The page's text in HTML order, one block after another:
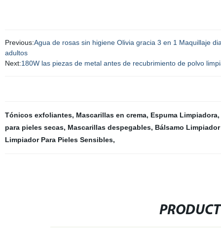
Previous:Agua de rosas sin higiene Olivia gracia 3 en 1 Maquillaje
adultos
Next:180W las piezas de metal antes de recubrimiento de polvo
Tónicos exfoliantes, Mascarillas en crema, Espuma Limpiadora,
para pieles secas, Mascarillas despegables, Bálsamo
Limpiador Para Pieles Sensibles,